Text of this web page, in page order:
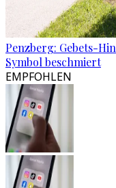
Penzberg: Gebets-
Symbol beschmiert
EMPFOHLEN